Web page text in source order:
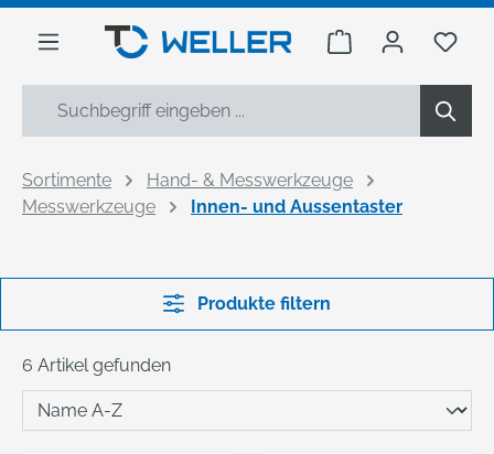
springen
Warenkorb Du
Sortimente
Hand- & Messwerkzeuge
Messwerkzeuge
Innen- und Aussentaster
Produkte filtern
6 Artikel gefunden